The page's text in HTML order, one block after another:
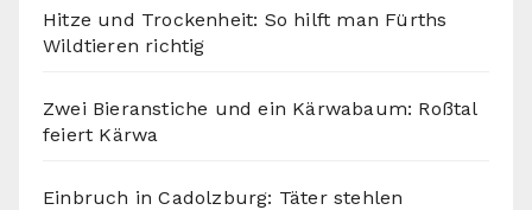
Hitze und Trockenheit: So hilft man Fürths
Wildtieren richtig
Zwei Bieranstiche und ein Kärwabaum: Roßtal
feiert Kärwa
Einbruch in Cadolzburg: Täter stehlen